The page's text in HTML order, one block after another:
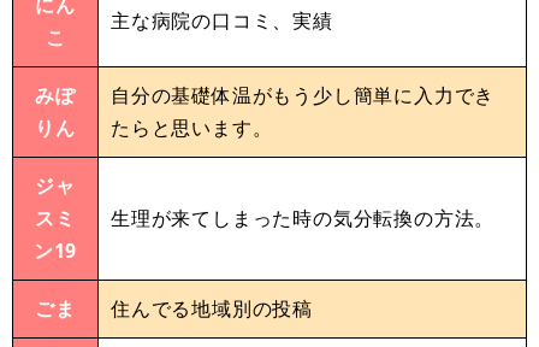
こ
主な病院の口コミ、実績
みぽ
りん
自分の基礎体温がもう少し簡単に入力でき
たらと思います。
ジャ
スミ
ン19
生理が来てしまった時の気分転換の方法。
ごま 住んでる地域別の投稿